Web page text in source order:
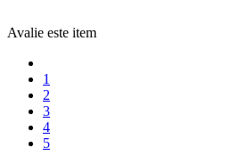
Avalie este item
1
2
3
4
5